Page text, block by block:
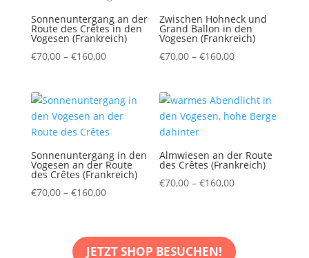
Sonnenuntergang an der
Route des Crêtes in den
Vogesen (Frankreich)
€70,00 – €160,00Preisspanne:
€160,00
Zwischen Hohneck und
Grand Ballon in den
Vogesen (Frankreich)
€70,00 –€160,00Preisspanne:
€160,00
Sonnenuntergang in den
Vogesen an der Route
des Crêtes (Frankreich)
€70,00 – €160,00Preisspanne:
€160,00
Almwiesen an der Route
des Crêtes (Frankreich)
€70,00 –€160,00Preisspanne:
JETZT SHOP BESUCHEN!